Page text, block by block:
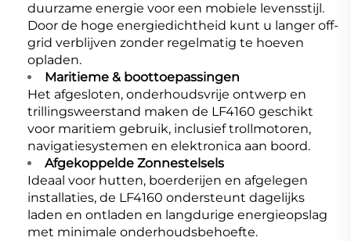
duurzame energie voor een mobiele levensstijl.
Door de hoge energiedichtheid kunt u langer off-
grid verblijven zonder regelmatig te hoeven
opladen.
Maritieme & boottoepassingen
Het afgesloten, onderhoudsvrije ontwerp en
trillingsweerstand maken de LF4160 geschikt
voor maritiem gebruik, inclusief trollmotoren,
navigatiesystemen en elektronica aan boord.
Afgekoppelde Zonnestelsels
Ideaal voor hutten, boerderijen en afgelegen
installaties, de LF4160 ondersteunt dagelijks
laden en ontladen en langdurige energieopslag
met minimale onderhoudsbehoefte.